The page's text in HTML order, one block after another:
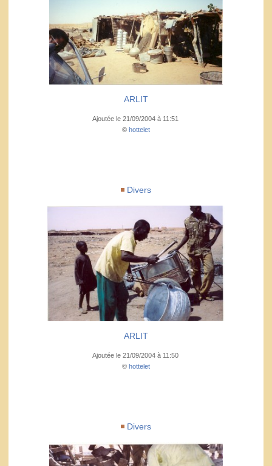
ARLIT
Ajoutée le 21/09/2004 à 11:51
© hottelet
Divers
ARLIT
Ajoutée le 21/09/2004 à 11:50
© hottelet
Divers